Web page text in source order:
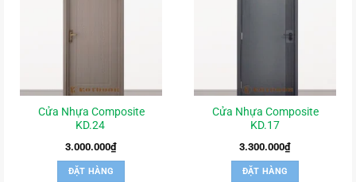
Cửa Nhựa Composite
KD.24
3.000.000₫
ĐẶT HÀNG
Cửa Nhựa Composite
KD.17
3.300.000₫
ĐẶT HÀNG